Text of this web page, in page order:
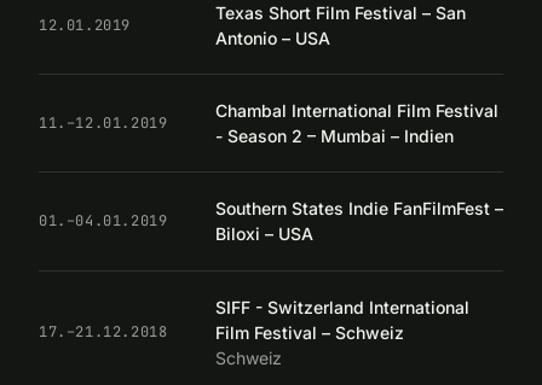
12.01.2019
Texas Short Film Festival – San
Antonio – USA
11.–12.01.2019
Chambal International Film Festival
- Season 2 – Mumbai – Indien
01.–04.01.2019
Southern States Indie FanFilmFest –
Biloxi – USA
17.–21.12.2018
SIFF - Switzerland International
Film Festival – Schweiz
Schweiz